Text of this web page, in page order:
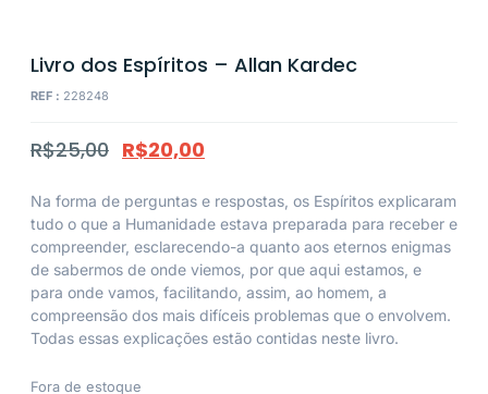
Livro dos Espíritos – Allan Kardec
REF : 228248
R$25,00 R$20,00
Na forma de perguntas e respostas, os Espíritos explicaram
tudo o que a Humanidade estava preparada para receber e
compreender, esclarecendo-a quanto aos eternos enigmas
de sabermos de onde viemos, por que aqui estamos, e
para onde vamos, facilitando, assim, ao homem, a
compreensão dos mais difíceis problemas que o envolvem.
Todas essas explicações estão contidas neste livro.
Fora de estoque